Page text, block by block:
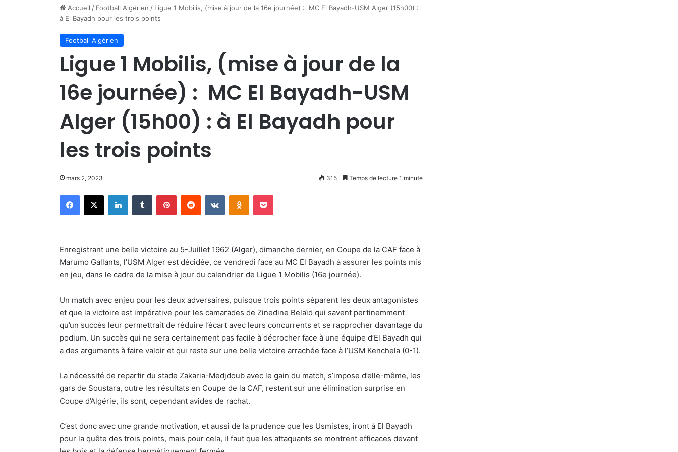
Accueil / Football Algérien / Ligue 1 Mobilis, (mise à jour de la 16e journée) : MC El Bayadh-USM Alger (15h00) :
à El Bayadh pour les trois points
Football Algérien
Ligue 1 Mobilis, (mise à jour de la
16e journée) : MC El Bayadh-USM
Alger (15h00) : à El Bayadh pour
les trois points
mars 2, 2023 315 Temps de lecture 1 minute
Facebook
X LinkedinTumblr PinterestReddit VKontakteOdnoklassniki
Pocket
Enregistrant une belle victoire au 5-Juillet 1962 (Alger), dimanche dernier, en Coupe de la CAF face à
Marumo Gallants, l’USM Alger est décidée, ce vendredi face au MC El Bayadh à assurer les points mis
en jeu, dans le cadre de la mise à jour du calendrier de Ligue 1 Mobilis (16e journée).
Un match avec enjeu pour les deux adversaires, puisque trois points séparent les deux antagonistes
et que la victoire est impérative pour les camarades de Zinedine Belaïd qui savent pertinemment
qu’un succès leur permettrait de réduire l’écart avec leurs concurrents et se rapprocher davantage du
podium. Un succès qui ne sera certainement pas facile à décrocher face à une équipe d’El Bayadh qui
a des arguments à faire valoir et qui reste sur une belle victoire arrachée face à l’USM Kenchela (0-1).
La nécessité de repartir du stade Zakaria-Medjdoub avec le gain du match, s’impose d’elle-même, les
gars de Soustara, outre les résultats en Coupe de la CAF, restent sur une élimination surprise en
Coupe d’Algérie, ils sont, cependant avides de rachat.
C’est donc avec une grande motivation, et aussi de la prudence que les Usmistes, iront à El Bayadh
pour la quête des trois points, mais pour cela, il faut que les attaquants se montrent efficaces devant